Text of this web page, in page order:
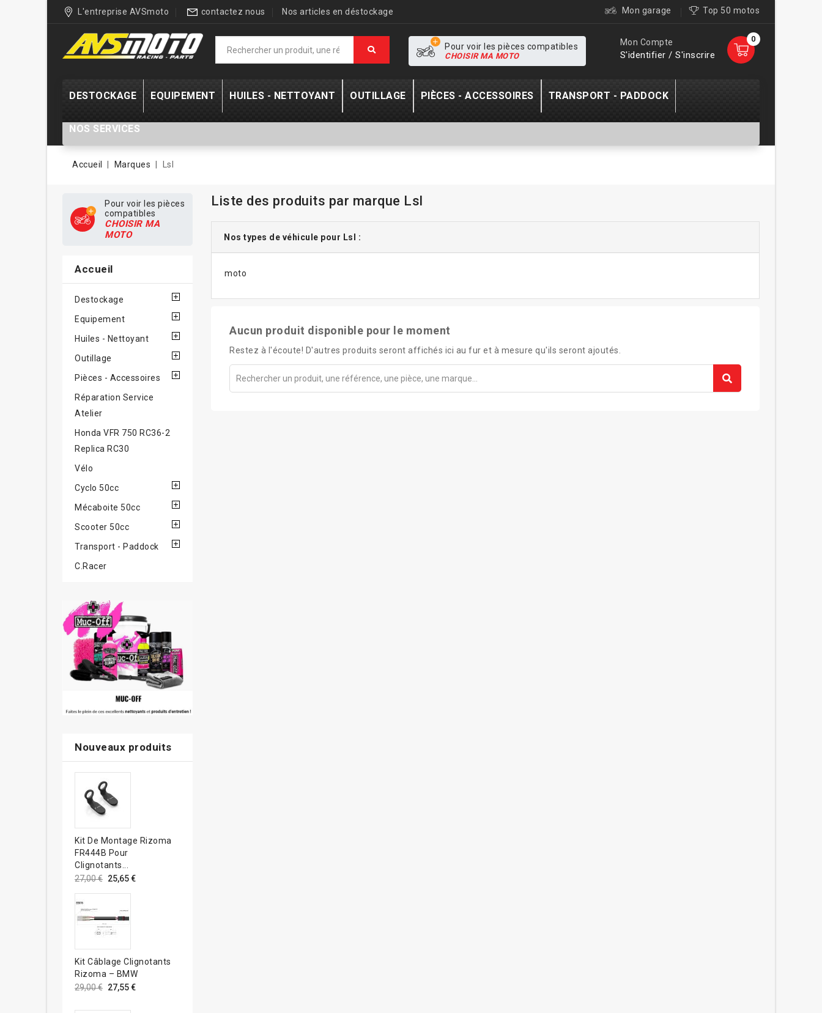
L'entreprise AVSmoto contactez nous Nos articles en déstockage Mon garage Top 50 motos
0
Mon Compte
S'identifier / S'inscrire
Pour voir les pièces compatibles
CHOISIR MA MOTO
DESTOCKAGE EQUIPEMENT HUILES - NETTOYANT OUTILLAGE PIÈCES - ACCESSOIRES TRANSPORT - PADDOCK
NOS SERVICES
Accueil Marques Lsl
Pour voir les pièces
compatibles
CHOISIR MA
MOTO
Accueil
Destockage
Equipement
Huiles - Nettoyant
Outillage
Pièces - Accessoires
Réparation Service
Atelier
Honda VFR 750 RC36-2
Replica RC30
Vélo
Cyclo 50cc
Mécaboite 50cc
Scooter 50cc
Transport - Paddock
C.Racer
Nouveaux produits
Kit De Montage Rizoma
FR444B Pour
Clignotants...
27,00 € 25,65 €
Kit Câblage Clignotants
Rizoma – BMW
29,00 € 27,55 €
Liste des produits par marque Lsl
Nos types de véhicule pour Lsl :
moto
Aucun produit disponible pour le moment
Restez à l'écoute! D'autres produits seront affichés ici au fur et à mesure qu'ils seront ajoutés.